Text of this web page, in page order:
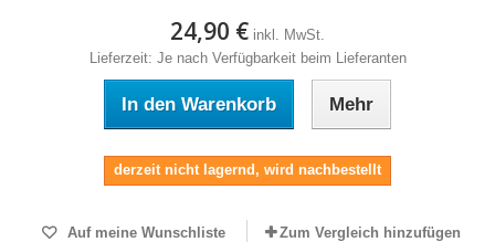
24,90 € inkl. MwSt.
Lieferzeit: Je nach Verfügbarkeit beim Lieferanten
In den Warenkorb Mehr
derzeit nicht lagernd, wird nachbestellt
Auf meine Wunschliste Zum Vergleich hinzufügen